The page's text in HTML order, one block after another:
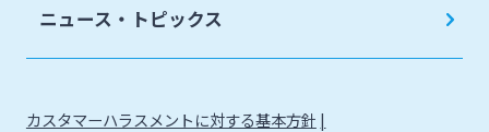
ニュース・トピックス
カスタマーハラスメントに対する基本方針